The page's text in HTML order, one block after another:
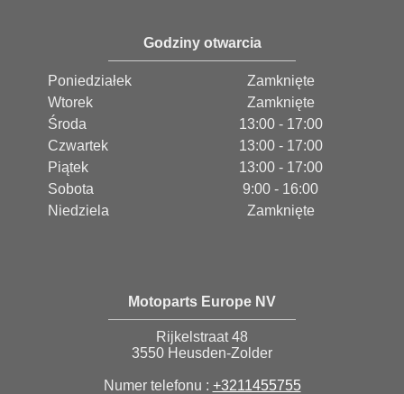
Godziny otwarcia
Poniedziałek
Zamknięte
Wtorek
Zamknięte
Środa
13:00 - 17:00
Czwartek
13:00 - 17:00
Piątek
13:00 - 17:00
Sobota
9:00 - 16:00
Niedziela
Zamknięte
Motoparts Europe NV
Rijkelstraat 48
3550 Heusden-Zolder
Numer telefonu : +3211455755